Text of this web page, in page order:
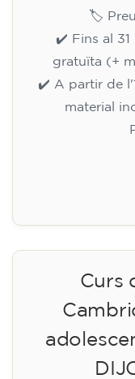
🏷️
✔️ Fins al 31
gratuïta (+
✔️ A partir de
material
Curs